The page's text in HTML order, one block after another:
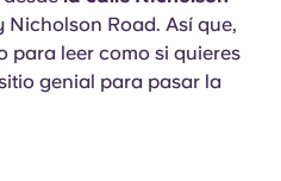
Nicholson Road. Así que,
para leer como si quieres
genial para pasar la